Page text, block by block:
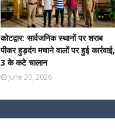
कोटद्वार: सार्वजनिक स्थानों पर शराब
पीकर हुड़दंग मचाने वालों पर हुई कार्रवाई,
3 के कटे चालान
June 20, 2026